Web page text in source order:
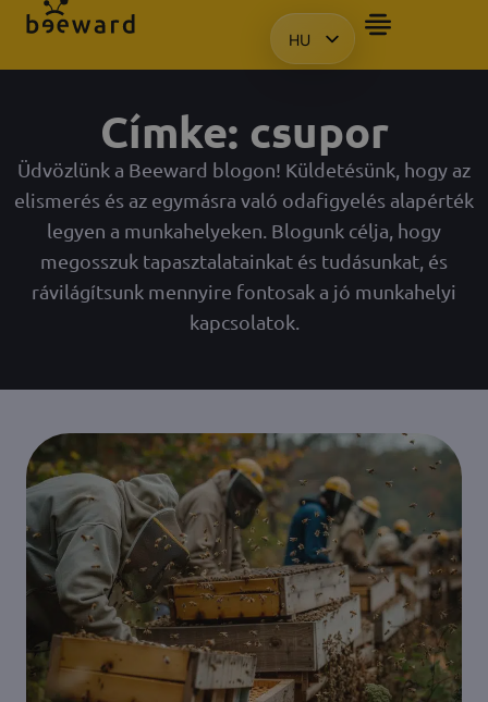
HU
EN
PL
Címke: csupor
Üdvözlünk a Beeward blogon! Küldetésünk, hogy az
elismerés és az egymásra való odafigyelés alapérték
legyen a munkahelyeken. Blogunk célja, hogy
megosszuk tapasztalatainkat és tudásunkat, és
rávilágítsunk mennyire fontosak a jó munkahelyi
kapcsolatok.